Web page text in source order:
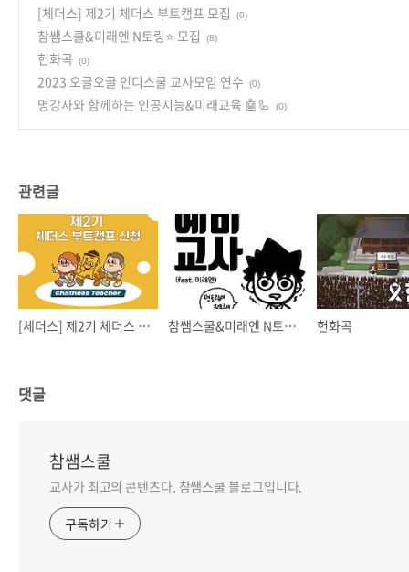
[체더스] 제2기 체더스 부트캠프 모집
(0)
참쌤스쿨&미래엔 N토링⭐️ 모집 (8)
헌화곡 (0)
2023 오글오글 인디스쿨 교사모임 연수 (0)
명강사와 함께하는 인공지능&미래교육 🤖🦾 (0)
관련글
[체더스] 제2기 체더스 부트캠프 모집 참쌤스쿨&미래엔 N토링⭐️ 모집 헌화곡
댓글
참쌤스쿨
교사가 최고의 콘텐츠다. 참쌤스쿨 블로그입니다.
구독하기